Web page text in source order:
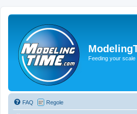
Feeding your scale
FAQ Regole